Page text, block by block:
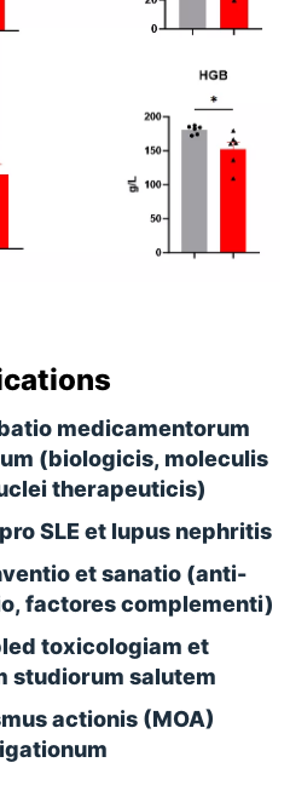
medicamentorum
(biologicis, moleculis
therapeuticis)
SLE et lupus nephritis
et sanatio (anti-
factores complementi)
toxicologiam et
studiorum salutem
actionis (MOA)